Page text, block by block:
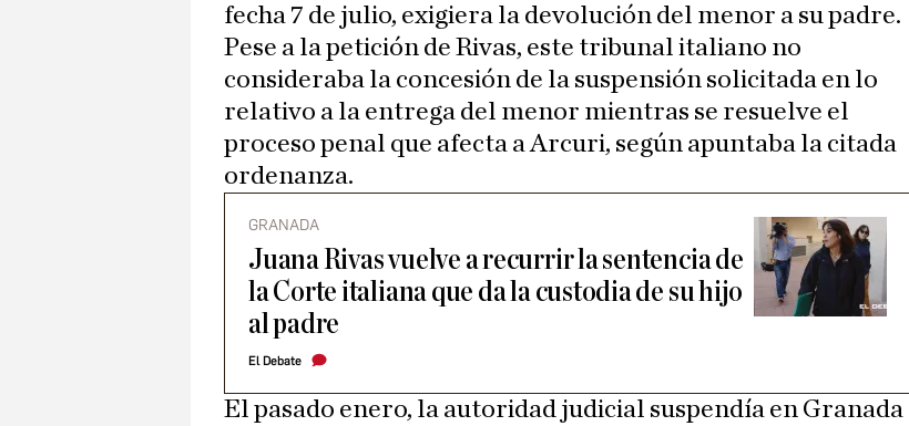
fecha 7 de julio, exigiera la devolución del menor a su padre.
Pese a la petición de Rivas, este tribunal italiano no
consideraba la concesión de la suspensión solicitada en lo
relativo a la entrega del menor mientras se resuelve el
proceso penal que afecta a Arcuri, según apuntaba la citada
ordenanza.
GRANADA
Juana Rivas vuelve a recurrir la sentencia de
la Corte italiana que da la custodia de su hijo
al padre
El Debate
El pasado enero, la autoridad judicial suspendía en Granada